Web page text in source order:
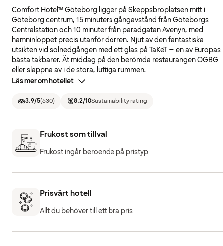
Comfort Hotel™ Göteborg ligger på Skeppsbroplatsen mitt i
Göteborg centrum, 15 minuters gångavstånd från Göteborgs
Centralstation och 10 minuter från paradgatan Avenyn, med
hamninloppet precis utanför dörren. Njut av den fantastiska
utsikten vid solnedgången med ett glas på TaKeT – en av Europas
bästa takbarer. Ät middag på den berömda restaurangen OGBG
eller slappna av i de stora, luftiga rummen.
Läs mer om hotellet
3.9/5(630) 8.2/10Sustainability rating
Frukost som tillval
Frukost ingår beroende på pristyp
Prisvärt hotell
Allt du behöver till ett bra pris